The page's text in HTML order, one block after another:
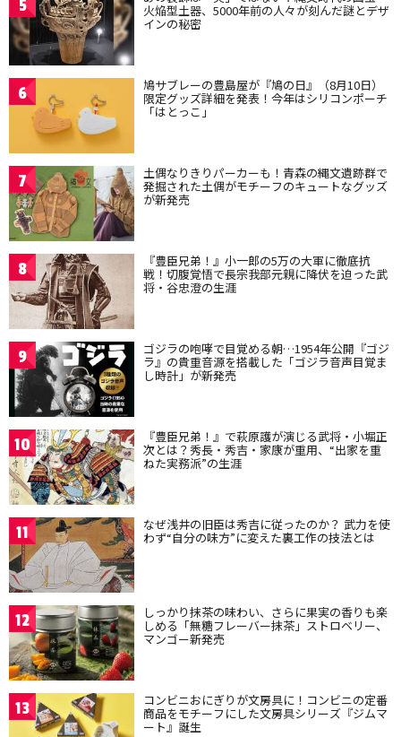
5 火焔型土器、5000年前の人々が刻んだ謎とデザ
インの秘密
6 鳩サブレーの豊島屋が『鳩の日』（8月10日）
限定グッズ詳細を発表！今年はシリコンポーチ
「はとっこ」
7 土偶なりきりパーカーも！青森の縄文遺跡群で
発掘された土偶がモチーフのキュートなグッズ
が新発売
8 『豊臣兄弟！』小一郎の5万の大軍に徹底抗
戦！切腹覚悟で長宗我部元親に降伏を迫った武
将・谷忠澄の生涯
9 ゴジラの咆哮で目覚める朝…1954年公開『ゴジ
ラ』の貴重音源を搭載した「ゴジラ音声目覚ま
し時計」が新発売
10 『豊臣兄弟！』で萩原護が演じる武将・小堀正
次とは？秀長・秀吉・家康が重用、“出家を重
ねた実務派”の生涯
11 なぜ浅井の旧臣は秀吉に従ったのか？ 武力を使
わず“自分の味方”に変えた裏工作の技法とは
12 しっかり抹茶の味わい、さらに果実の香りも楽
しめる「無糖フレーバー抹茶」ストロベリー、
マンゴー新発売
13 コンビニおにぎりが文房具に！コンビニの定番
商品をモチーフにした文房具シリーズ『ジムマ
ート』誕生